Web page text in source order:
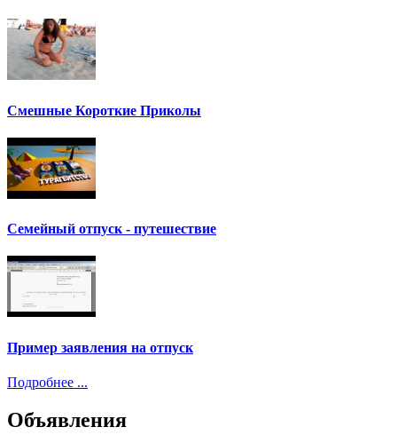
Смешные Короткие Приколы
Семейный отпуск - путешествие
Пример заявления на отпуск
Подробнее ...
Объявления